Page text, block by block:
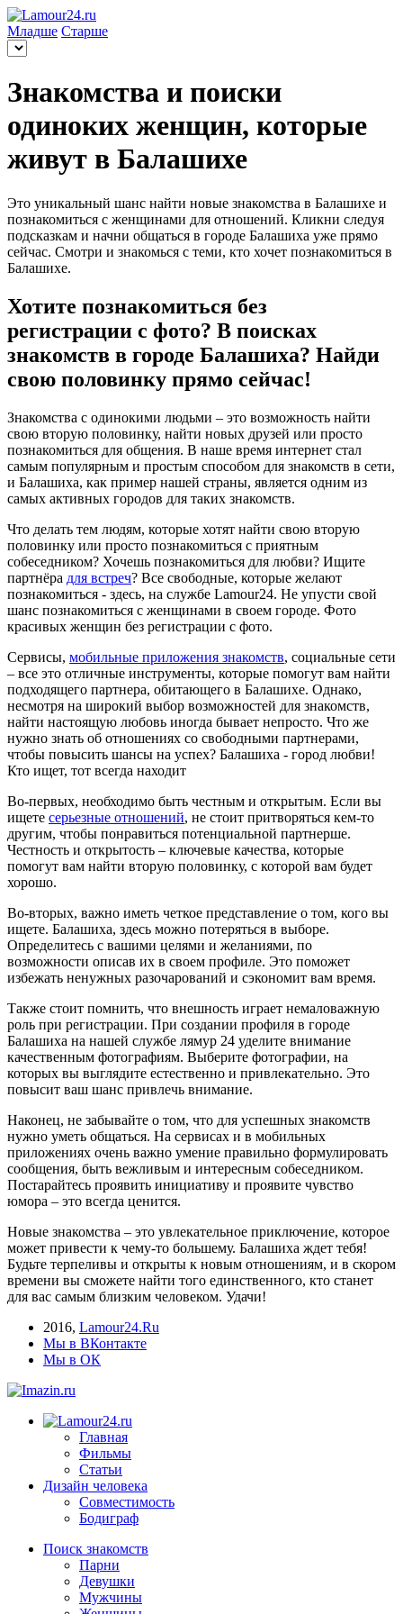
Младше Старше
Знакомства и поиски
одиноких женщин, которые
живут в Балашихе
Это уникальный шанс найти новые знакомства в Балашихе и
познакомиться с женщинами для отношений. Кликни следуя
подсказкам и начни общаться в городе Балашиха уже прямо
сейчас. Смотри и знакомься с теми, кто хочет познакомиться в
Балашихе.
Хотите познакомиться без
регистрации с фото? В поисках
знакомств в городе Балашиха? Найди
свою половинку прямо сейчас!
Знакомства с одинокими людьми – это возможность найти
свою вторую половинку, найти новых друзей или просто
познакомиться для общения. В наше время интернет стал
самым популярным и простым способом для знакомств в сети,
и Балашиха, как пример нашей страны, является одним из
самых активных городов для таких знакомств.
Что делать тем людям, которые хотят найти свою вторую
половинку или просто познакомиться с приятным
собеседником? Хочешь познакомиться для любви? Ищите
партнёра для встреч? Все свободные, которые желают
познакомиться - здесь, на службе Lamour24. Не упусти свой
шанс познакомиться с женщинами в своем городе. Фото
красивых женщин без регистрации с фото.
Сервисы, мобильные приложения знакомств, социальные сети
– все это отличные инструменты, которые помогут вам найти
подходящего партнера, обитающего в Балашихе. Однако,
несмотря на широкий выбор возможностей для знакомств,
найти настоящую любовь иногда бывает непросто. Что же
нужно знать об отношениях со свободными партнерами,
чтобы повысить шансы на успех? Балашиха - город любви!
Кто ищет, тот всегда находит
Во-первых, необходимо быть честным и открытым. Если вы
ищете серьезные отношений, не стоит притворяться кем-то
другим, чтобы понравиться потенциальной партнерше.
Честность и открытость – ключевые качества, которые
помогут вам найти вторую половинку, с которой вам будет
хорошо.
Во-вторых, важно иметь четкое представление о том, кого вы
ищете. Балашиха, здесь можно потеряться в выборе.
Определитесь с вашими целями и желаниями, по
возможности описав их в своем профиле. Это поможет
избежать ненужных разочарований и сэкономит вам время.
Также стоит помнить, что внешность играет немаловажную
роль при регистрации. При создании профиля в городе
Балашиха на нашей службе лямур 24 уделите внимание
качественным фотографиям. Выберите фотографии, на
которых вы выглядите естественно и привлекательно. Это
повысит ваш шанс привлечь внимание.
Наконец, не забывайте о том, что для успешных знакомств
нужно уметь общаться. На сервисах и в мобильных
приложениях очень важно умение правильно формулировать
сообщения, быть вежливым и интересным собеседником.
Постарайтесь проявить инициативу и проявите чувство
юмора – это всегда ценится.
Новые знакомства – это увлекательное приключение, которое
может привести к чему-то большему. Балашиха ждет тебя!
Будьте терпеливы и открыты к новым отношениям, и в скором
времени вы сможете найти того единственного, кто станет
для вас самым близким человеком. Удачи!
2016, Lamour24.Ru
Мы в ВКонтакте
Мы в ОК
Главная
Фильмы
Статьи
Дизайн человека
Совместимость
Бодиграф
Поиск знакомств
Парни
Девушки
Мужчины